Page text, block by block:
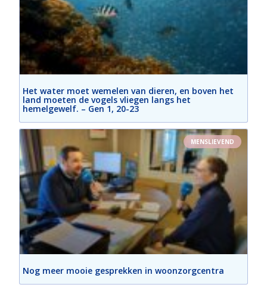
Het water moet wemelen van dieren, en boven het
land moeten de vogels vliegen langs het
hemelgewelf. – Gen 1, 20-23
MENSLIEVEND
Nog meer mooie gesprekken in woonzorgcentra